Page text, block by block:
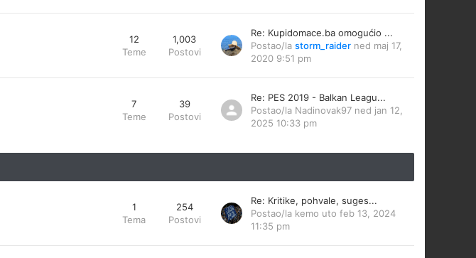
12
Teme
1,003
Postovi
Re: Kupidomace.ba omogućio ...
Postao/la storm_raider ned maj 17,
2020 9:51 pm
7
Teme
39
Postovi
Re: PES 2019 - Balkan Leagu...
Postao/la Nadinovak97 ned jan 12,
2025 10:33 pm
1
Tema
254
Postovi
Re: Kritike, pohvale, suges...
Postao/la kemo uto feb 13, 2024
11:35 pm